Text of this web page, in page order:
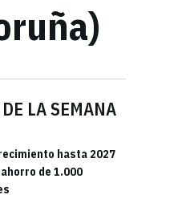
LA SEMANA
hasta 2027
de 1.000